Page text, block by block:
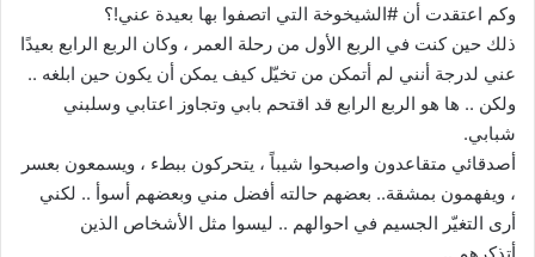
وكم اعتقدت أن #الشيخوخة التي اتصفوا بها بعيدة عني!؟
ذلك حين كنت في الربع الأول من رحلة العمر ، وكان الربع الرابع بعيدًا
عني لدرجة أنني لم أتمكن من تخيّل كيف يمكن أن يكون حين ابلغه ..
ولكن .. ها هو الربع الرابع قد اقتحم بابي وتجاوز اعتابي وسلبني
شبابي.
أصدقائي متقاعدون واصبحوا شيباً ، يتحركون ببطء ، ويسمعون بعسر
، ويفهمون بمشقة.. بعضهم حالته أفضل مني وبعضهم أسوأ .. لكني
أرى التغيّر الجسيم في احوالهم .. ليسوا مثل الأشخاص الذين